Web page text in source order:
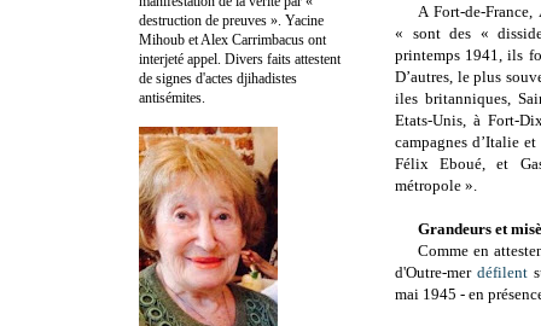
A Fort-de-
« sont des «
printemps 1941, ils
D’autres, le plus
iles britanniques,
Etats-Unis, à Fort-
campagnes d’Italie
Félix Eboué, et
métropole ».
Grandeurs et
Comme en
d'Outre-merdéfilent
mai 1945 - en
destruction de preuves ». Yacine
Mihoub et Alex Carrimbacus ont
interjeté appel. Divers faits attestent
de signes d'actes djihadistes
antisémites.